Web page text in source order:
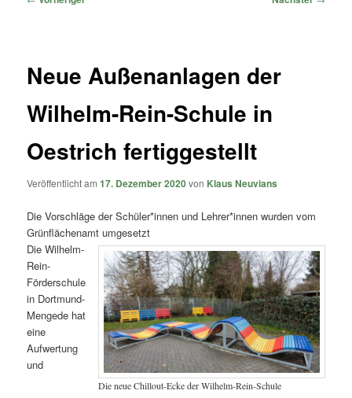
Neue Außenanlagen der
Wilhelm-Rein-Schule in
Oestrich fertiggestellt
Veröffentlicht am17. Dezember 2020von Klaus Neuvians
Die Vorschläge der Schüler*innen und Lehrer*innen wurden vom
Grünflächenamt umgesetzt
Die neue Chillout-Ecke der Wilhelm-Rein-Schule
Die Wilhelm-
Rein-
Förderschule
in Dortmund-
Mengede hat
eine
Aufwertung
und